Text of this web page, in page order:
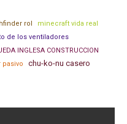
rol
minecraft vida real
de los ventiladores
INGLESA CONSTRUCCION
pasivo chu-ko-nu casero